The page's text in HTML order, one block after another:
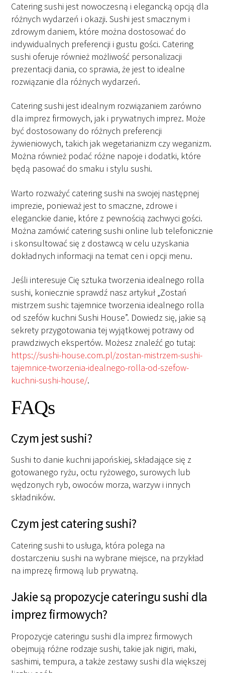
Catering sushi jest nowoczesną i elegancką opcją dla
różnych wydarzeń i okazji. Sushi jest smacznym i
zdrowym daniem, które można dostosować do
indywidualnych preferencji i gustu gości. Catering
sushi oferuje również możliwość personalizacji
prezentacji dania, co sprawia, że ​​jest to idealne
rozwiązanie dla różnych wydarzeń.
Catering sushi jest idealnym rozwiązaniem zarówno
dla imprez firmowych, jak i prywatnych imprez. Może
być dostosowany do różnych preferencji
żywieniowych, takich jak wegetarianizm czy weganizm.
Można również podać różne napoje i dodatki, które
będą pasować do smaku i stylu sushi.
Warto rozważyć catering sushi na swojej następnej
imprezie, ponieważ jest to smaczne, zdrowe i
eleganckie danie, które z pewnością zachwyci gości.
Można zamówić catering sushi online lub telefonicznie
i skonsultować się z dostawcą w celu uzyskania
dokładnych informacji na temat cen i opcji menu.
Jeśli interesuje Cię sztuka tworzenia idealnego rolla
sushi, koniecznie sprawdź nasz artykuł „Zostań
mistrzem sushi: tajemnice tworzenia idealnego rolla
od szefów kuchni Sushi House”. Dowiedz się, jakie są
sekrety przygotowania tej wyjątkowej potrawy od
prawdziwych ekspertów. Możesz znaleźć go tutaj:
https://sushi-house.com.pl/zostan-mistrzem-sushi-
tajemnice-tworzenia-idealnego-rolla-od-szefow-
kuchni-sushi-house/.
FAQs
Czym jest sushi?
Sushi to danie kuchni japońskiej, składające się z
gotowanego ryżu, octu ryżowego, surowych lub
wędzonych ryb, owoców morza, warzyw i innych
składników.
Czym jest catering sushi?
Catering sushi to usługa, która polega na
dostarczeniu sushi na wybrane miejsce, na przykład
na imprezę firmową lub prywatną.
Jakie są propozycje cateringu sushi dla
imprez firmowych?
Propozycje cateringu sushi dla imprez firmowych
obejmują różne rodzaje sushi, takie jak nigiri, maki,
sashimi, tempura, a także zestawy sushi dla większej